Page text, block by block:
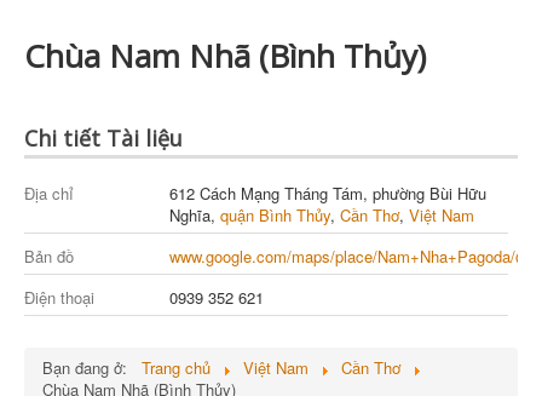
Chùa Nam Nhã (Bình Thủy)
Chi tiết Tài liệu
Địa chỉ
612 Cách Mạng Tháng Tám, phường Bùi Hữu
Nghĩa, quận Bình Thủy, Cần Thơ, Việt Nam
Bản đồ
www.google.com/maps/place/Nam+Nha+Pagoda/
Điện thoại
0939 352 621
Bạn đang ở: Trang chủ Việt Nam
Cần Thơ
Chùa Nam Nhã (Bình Thủy)